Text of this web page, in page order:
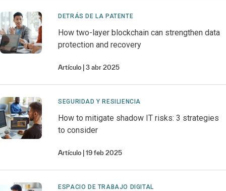
DETRÁS DE LA PATENTE
How two-layer blockchain can strengthen data
protection and recovery
Artículo 3 abr 2025
SEGURIDAD Y RESILIENCIA
How to mitigate shadow IT risks: 3 strategies
to consider
Artículo 19 feb 2025
ESPACIO DE TRABAJO DIGITAL